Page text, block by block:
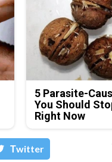
5 Parasite-
You Should
Right Now
Тwitter